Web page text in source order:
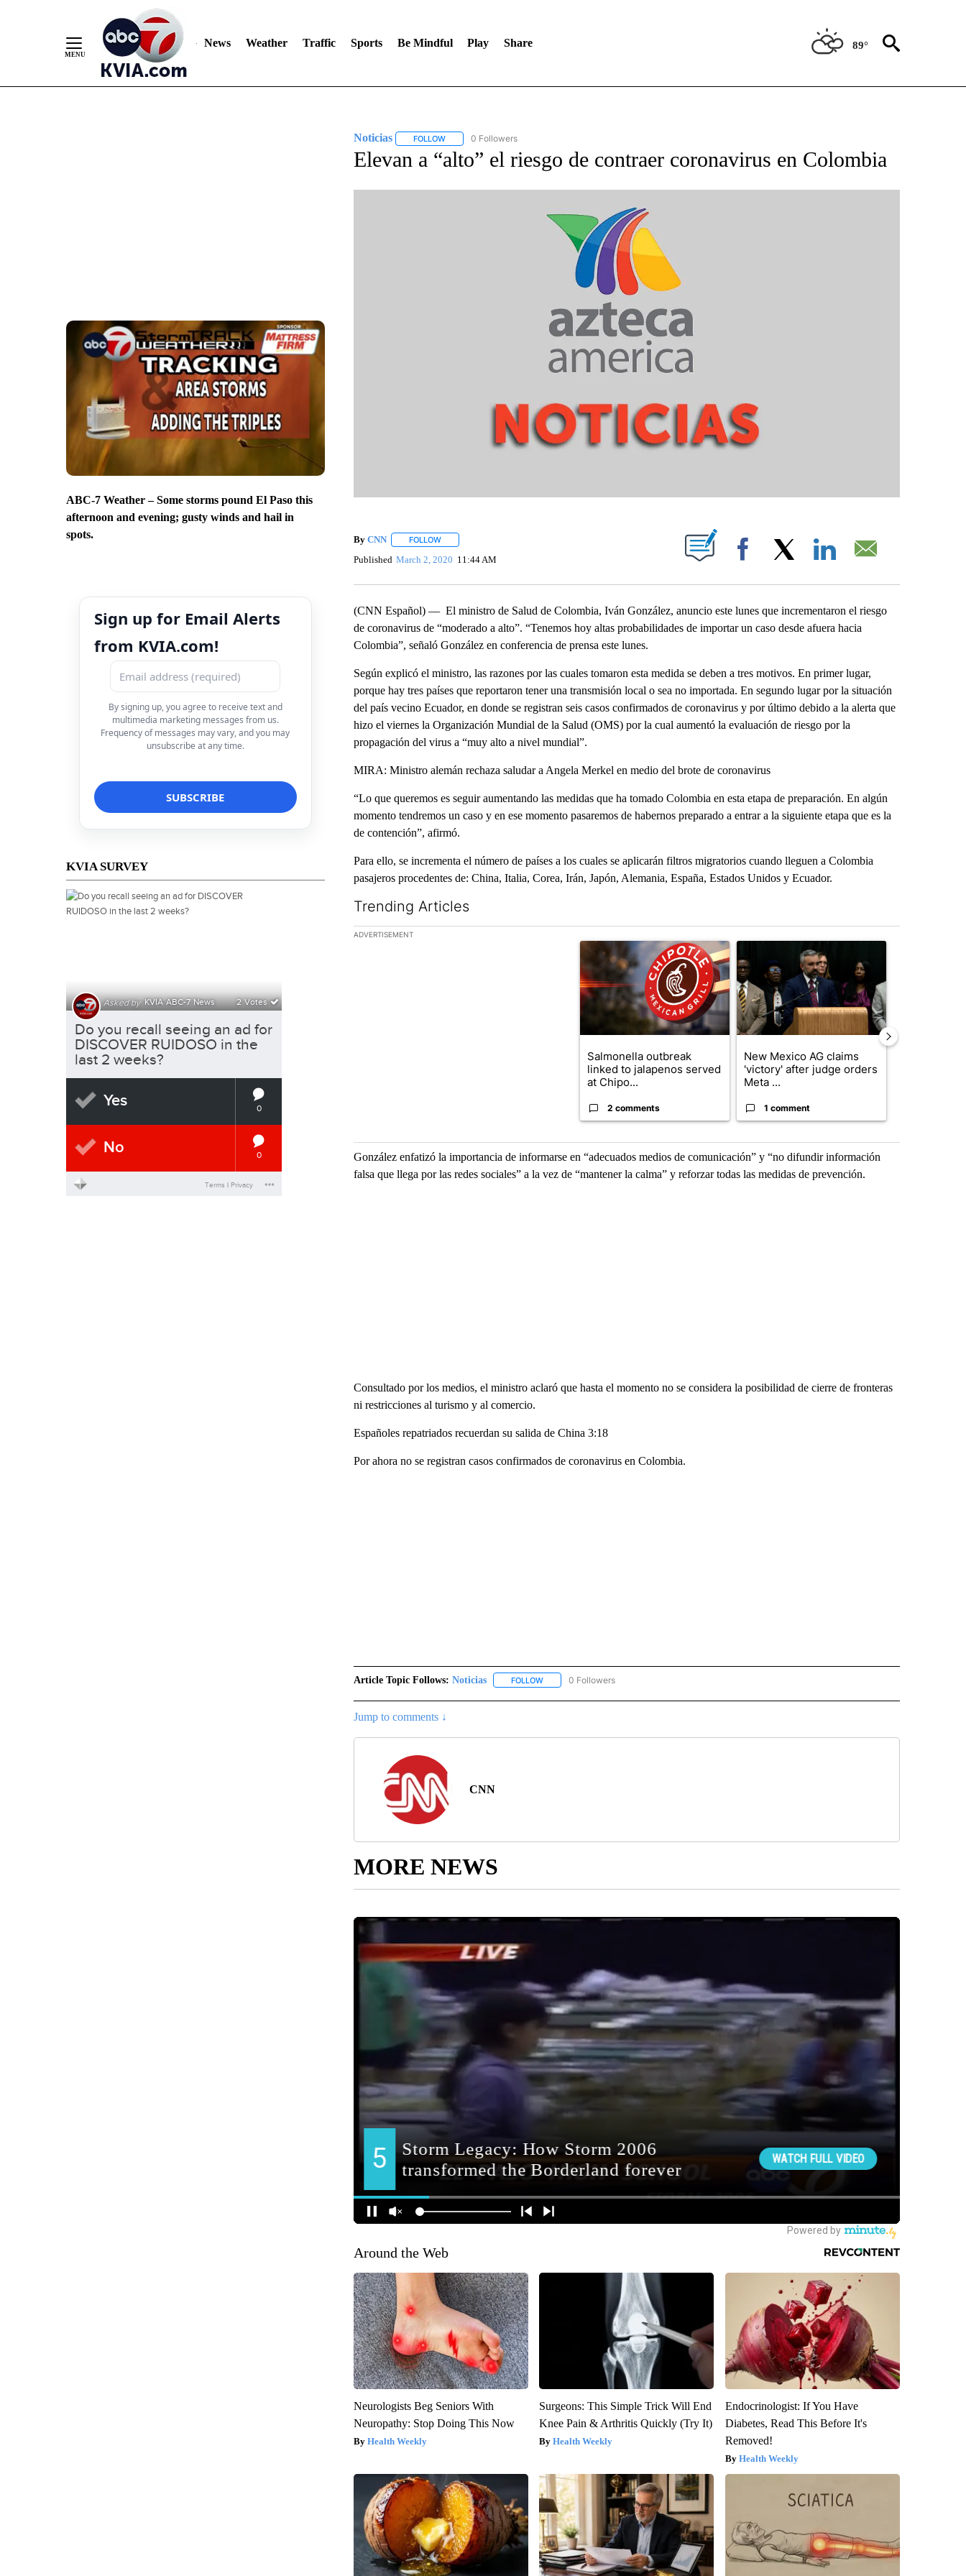
News Weather Traffic Sports Be Mindful Play Share 89°
ABC-7 Weather – Some storms pound El Paso this
afternoon and evening; gusty winds and hail in
spots.
Sign up for Email Alerts
from KVIA.com!
By signing up, you agree to receive text and
multimedia marketing messages from us.
Frequency of messages may vary, and you may
unsubscribe at any time.
KVIA SURVEY
Noticias FOLLOWFOLLOW "NOTICIAS" TO RECEIVE NOTIFICATIONS ABOUT NEW PAGES ON "NOTICIAS".
0 Followers
Elevan a “alto” el riesgo de contraer coronavirus en Colombia
By CNN FOLLOWFOLLOW "" TO RECEIVE NOTIFICATIONS ABOUT NEW PAGES ON "".
Published March 2, 2020 11:44 AM Facebook
(CNN Español) — El ministro de Salud de Colombia, Iván González, anuncio este lunes que incrementaron el riesgo
de coronavirus de “moderado a alto”. “Tenemos hoy altas probabilidades de importar un caso desde afuera hacia
Colombia”, señaló González en conferencia de prensa este lunes.
Según explicó el ministro, las razones por las cuales tomaron esta medida se deben a tres motivos. En primer lugar,
porque hay tres países que reportaron tener una transmisión local o sea no importada. En segundo lugar por la situación
del país vecino Ecuador, en donde se registran seis casos confirmados de coronavirus y por último debido a la alerta que
hizo el viernes la Organización Mundial de la Salud (OMS) por la cual aumentó la evaluación de riesgo por la
propagación del virus a “muy alto a nivel mundial”.
MIRA: Ministro alemán rechaza saludar a Angela Merkel en medio del brote de coronavirus
“Lo que queremos es seguir aumentando las medidas que ha tomado Colombia en esta etapa de preparación. En algún
momento tendremos un caso y en ese momento pasaremos de habernos preparado a entrar a la siguiente etapa que es la
de contención”, afirmó.
Para ello, se incrementa el número de países a los cuales se aplicarán filtros migratorios cuando lleguen a Colombia
pasajeros procedentes de: China, Italia, Corea, Irán, Japón, Alemania, España, Estados Unidos y Ecuador.
Trending Articles
The following is a list of the most commented articles in the last 7 days.
ADVERTISEMENT
A trending article titled "Salmonella outbreak linked to jalapenos served at
Salmonella outbreak
linked to jalapenos served
at Chipo...
2 comments
A trending article titled "New Mexico AG
New Mexico AG claims
'victory' after judge orders
Meta ...
1 comment
González enfatizó la importancia de informarse en “adecuados medios de comunicación” y “no difundir información
falsa que llega por las redes sociales” a la vez de “mantener la calma” y reforzar todas las medidas de prevención.
Consultado por los medios, el ministro aclaró que hasta el momento no se considera la posibilidad de cierre de fronteras
ni restricciones al turismo y al comercio.
Españoles repatriados recuerdan su salida de China 3:18
Por ahora no se registran casos confirmados de coronavirus en Colombia.
Article Topic Follows: Noticias FOLLOWFOLLOW "NOTICIAS" TO RECEIVE NOTIFICATIONS ABOUT NEW PAGES ON "NOTICIAS".
0 Followers
Jump to comments ↓
CNN
MORE NEWS
Around the Web
Neurologists Beg Seniors With
Neuropathy: Stop Doing This Now
Health Weekly
Surgeons: This Simple Trick Will End
Knee Pain & Arthritis Quickly (Try It)
Health Weekly
Endocrinologist: If You Have
Diabetes, Read This Before It's
Removed!
Health Weekly